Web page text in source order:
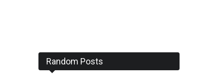
Random Posts